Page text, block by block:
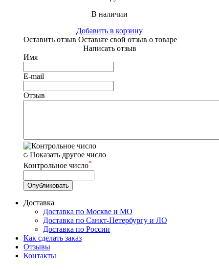
В наличии
Добавить в корзину
Оставить отзыв Оставьте свой отзыв о товаре
Написать отзыв
Имя
E-mail
Отзыв
Показать другое число
Контрольное число*
Доставка
Доставка по Москве и МО
Доставка по Санкт-Петербургу и ЛО
Доставка по России
Как сделать заказ
Отзывы
Контакты